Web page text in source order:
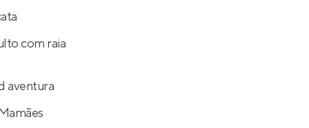
com raia
aventura